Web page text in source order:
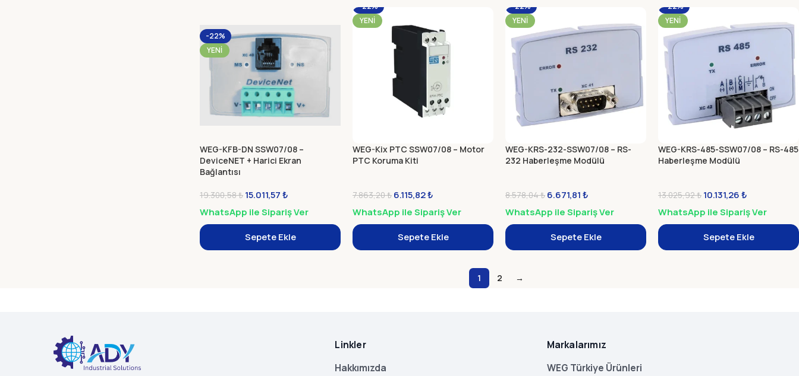
-22%
YENI
WEG-KFB-DN SSW07/08 –
DeviceNET + Harici Ekran
Bağlantısı
19.300,58₺ 15.011,57₺
WhatsApp ile Sipariş Ver
Sepete Ekle
-22%
YENI
WEG-Kix PTC SSW07/08 – Motor
PTC Koruma Kiti
7.863,20₺ 6.115,82₺
WhatsApp ile Sipariş Ver
Sepete Ekle
-22%
YENI
WEG-KRS-232-SSW07/08 – RS-
232 Haberleşme Modülü
8.578,04₺ 6.671,81₺
WhatsApp ile Sipariş Ver
Sepete Ekle
-22%
YENI
WEG-KRS-485-SSW07/08 – RS-485
Haberleşme Modülü
13.025,92₺ 10.131,26₺
WhatsApp ile Sipariş Ver
Sepete Ekle
1 2 →
Linkler
Hakkımızda
Markalarımız
WEG Türkiye Ürünleri